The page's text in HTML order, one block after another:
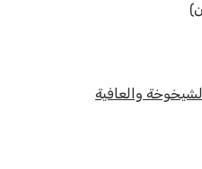
والعافية